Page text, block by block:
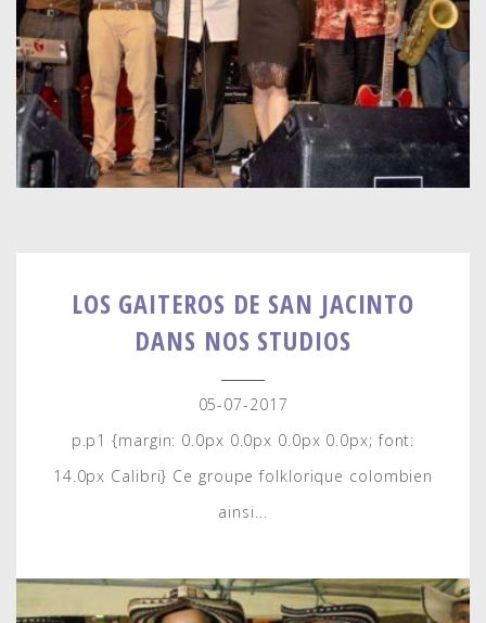
LOS GAITEROS DE SAN JACINTO
DANS NOS STUDIOS
05-07-2017
p.p1 {margin: 0.0px 0.0px 0.0px 0.0px; font:
14.0px Calibri} Ce groupe folklorique colombien
ainsi...